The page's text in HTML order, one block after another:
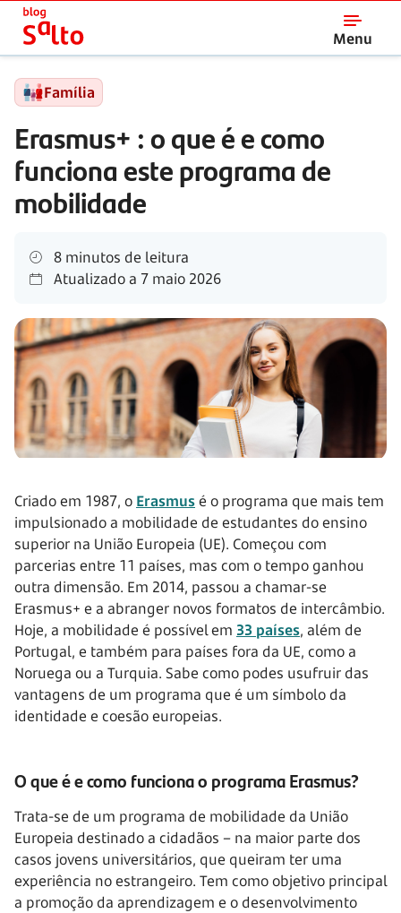
Menu
Salto
Família
Erasmus+: o que é e como
funciona este programa de
mobilidade
8 minutos de leitura
Atualizado a 7 maio 2026
Criado em 1987, o Erasmusé o programa que mais tem
impulsionado a mobilidade de estudantes do ensino
superior na União Europeia (UE). Começou com
parcerias entre 11 países, mas com o tempo ganhou
outra dimensão. Em 2014, passou a chamar-se
Erasmus+ e a abranger novos formatos de intercâmbio.
Hoje, a mobilidade é possível em 33 países, além de
Portugal, e também para países fora da UE, como a
Noruega ou a Turquia. Sabe como podes usufruir das
vantagens de um programa que é um símbolo da
identidade e coesão europeias.
O que é e como funciona o programa Erasmus?
Trata-se de um programa de mobilidade da União
Europeia destinado a cidadãos – na maior parte dos
casos jovens universitários, que queiram ter uma
experiência no estrangeiro. Tem como objetivo principal
a promoção da aprendizagem e o desenvolvimento